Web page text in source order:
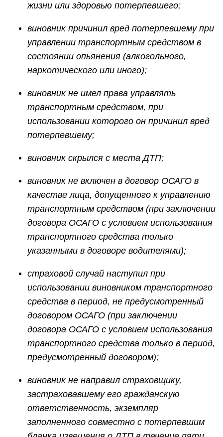
жизни или здоровью потерпевшего;
виновник причинил вред потерпевшему при
управлении транспортным средством в
состоянии опьянения (алкогольного,
наркотического или иного);
виновник не имел права управлять
транспортным средством, при
использовании которого он причинил вред
потерпевшему;
виновник скрылся с места ДТП;
виновник не включен в договор ОСАГО в
качестве лица, допущенного к управлению
транспортным средством (при заключении
договора ОСАГО с условием использования
транспортного средства только
указанными в договоре водителями);
страховой случай наступил при
использовании виновником транспортного
средства в период, не предусмотренный
договором ОСАГО (при заключении
договора ОСАГО с условием использования
транспортного средства только в период,
предусмотренный договором);
виновник не направил страховщику,
застраховавшему его гражданскую
ответственность, экземпляр
заполненного совместно с потерпевшим